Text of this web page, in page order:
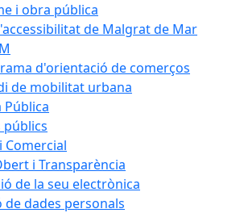
i obra pública
de Malgrat de Mar
d'orientació de comerços
de mobilitat urbana
Pública
públics
Comercial
i Transparència
de la seu electrònica
de dades personals